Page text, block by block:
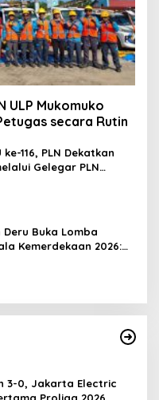
ULP Mukomuko
secara Rutin
ke-116, PLN Dekatkan
Gelegar PLN
Buka Lomba
Kemerdekaan 2026:
3-0, Jakarta Electric